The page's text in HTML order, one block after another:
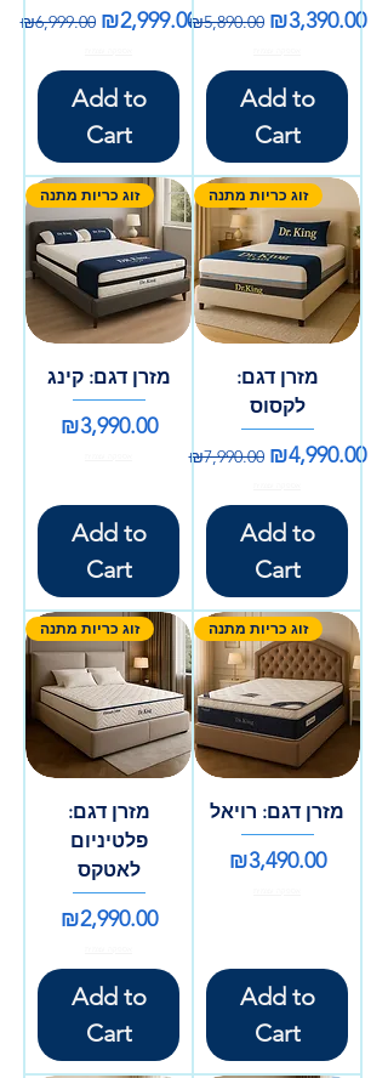
Regular Price
₪6,999.00 Sale Price
₪2,999.00
Add to
Cart
Regular Price
₪5,890.00 Sale Price
₪3,390.00
Add to
Cart
זוג כריות מתנה
מזרן דגם: קינג
Price
₪3,990.00
Add to
Cart
זוג כריות מתנה
מזרן דגם:
לקסוס
Regular Price
₪7,990.00 Sale Price
₪4,990.00
Add to
Cart
זוג כריות מתנה
מזרן דגם:
פלטיניום
לאטקס
Price
₪2,990.00
Add to
Cart
זוג כריות מתנה
מזרן דגם: רויאל
Price
₪3,490.00
Add to
Cart